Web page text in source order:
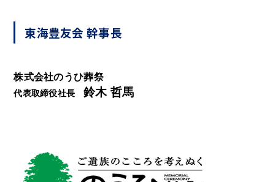
東海豊友会 幹事長
株式会社のうひ葬祭
代表取締役社長 鈴木 哲馬